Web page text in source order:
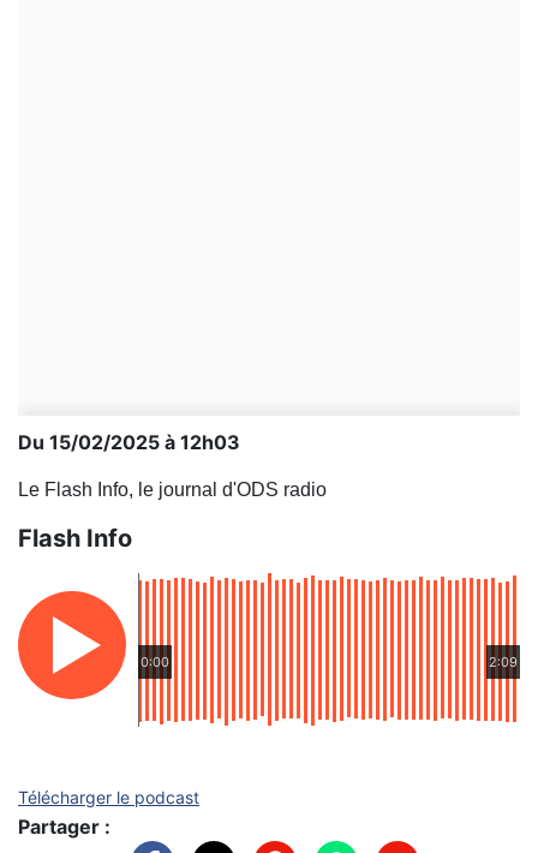
Du 15/02/2025 à 12h03
Le Flash Info, le journal d'ODS radio
Flash Info
0:00 2:09
Télécharger le podcast
Partager :